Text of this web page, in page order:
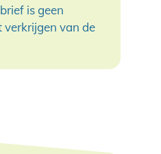
is geen
van de